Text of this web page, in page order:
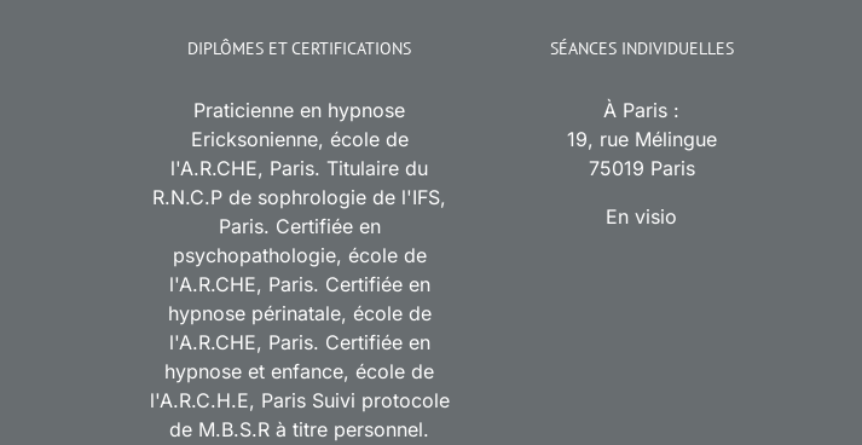
DIPLÔMES ET CERTIFICATIONS
Praticienne en hypnose
Ericksonienne, école de
l'A.R.CHE, Paris. Titulaire du
R.N.C.P de sophrologie de l'IFS,
Paris. Certifiée en
psychopathologie, école de
l'A.R.CHE, Paris. Certifiée en
hypnose périnatale, école de
l'A.R.CHE, Paris. Certifiée en
hypnose et enfance, école de
l'A.R.C.H.E, Paris Suivi protocole
de M.B.S.R à titre personnel.
SÉANCES INDIVIDUELLES
À Paris :
19, rue Mélingue
75019 Paris
En visio